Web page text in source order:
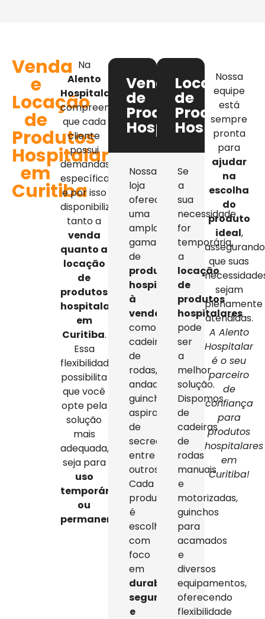
Venda
e
Locação
de
Produtos
Hospitalares
em
Curitiba
Na
Alento
Hospitalar
compreendemos
que cada
cliente
possui
demandas
específicas,
e por isso
disponibilizamos
tanto a
venda
quanto a
locação
de
produtos
hospitalares
em
Curitiba.
Essa
flexibilidade
possibilita
que você
opte pela
solução
mais
adequada,
seja para
uso
temporário
ou
permanente
Venda
de
Produtos
Hospitalares
Nossa
loja
oferece
uma
ampla
gama
de
produtos
hospitalares
à
venda
como
cadeiras
de
rodas,
andadores,
guinchos,
aspiradores
de
secreção,
entre
outros.
Cada
produto
é
escolhido
com
foco
em
durabilidade,
segurança
e
Locação
de
Produtos
Se
a
sua
necessidade
for
temporária,
a
locação
de
produtos
hospitalares
pode
ser
a
melhor
solução.
Dispomos
de
cadeiras
de
rodas
manuais
e
motorizadas,
guinchos
para
acamados
e
diversos
equipamentos,
oferecendo
flexibilidade
Nossa
equipe
está
sempre
pronta
para
ajudar
na
escolha
do
produto
ideal,
assegurando
que suas
sejam
plenamente
atendidas.
A Alento
Hospitalar
é o seu
parceiro
de
confiança
para
produtos
hospitalares
em
Curitiba!